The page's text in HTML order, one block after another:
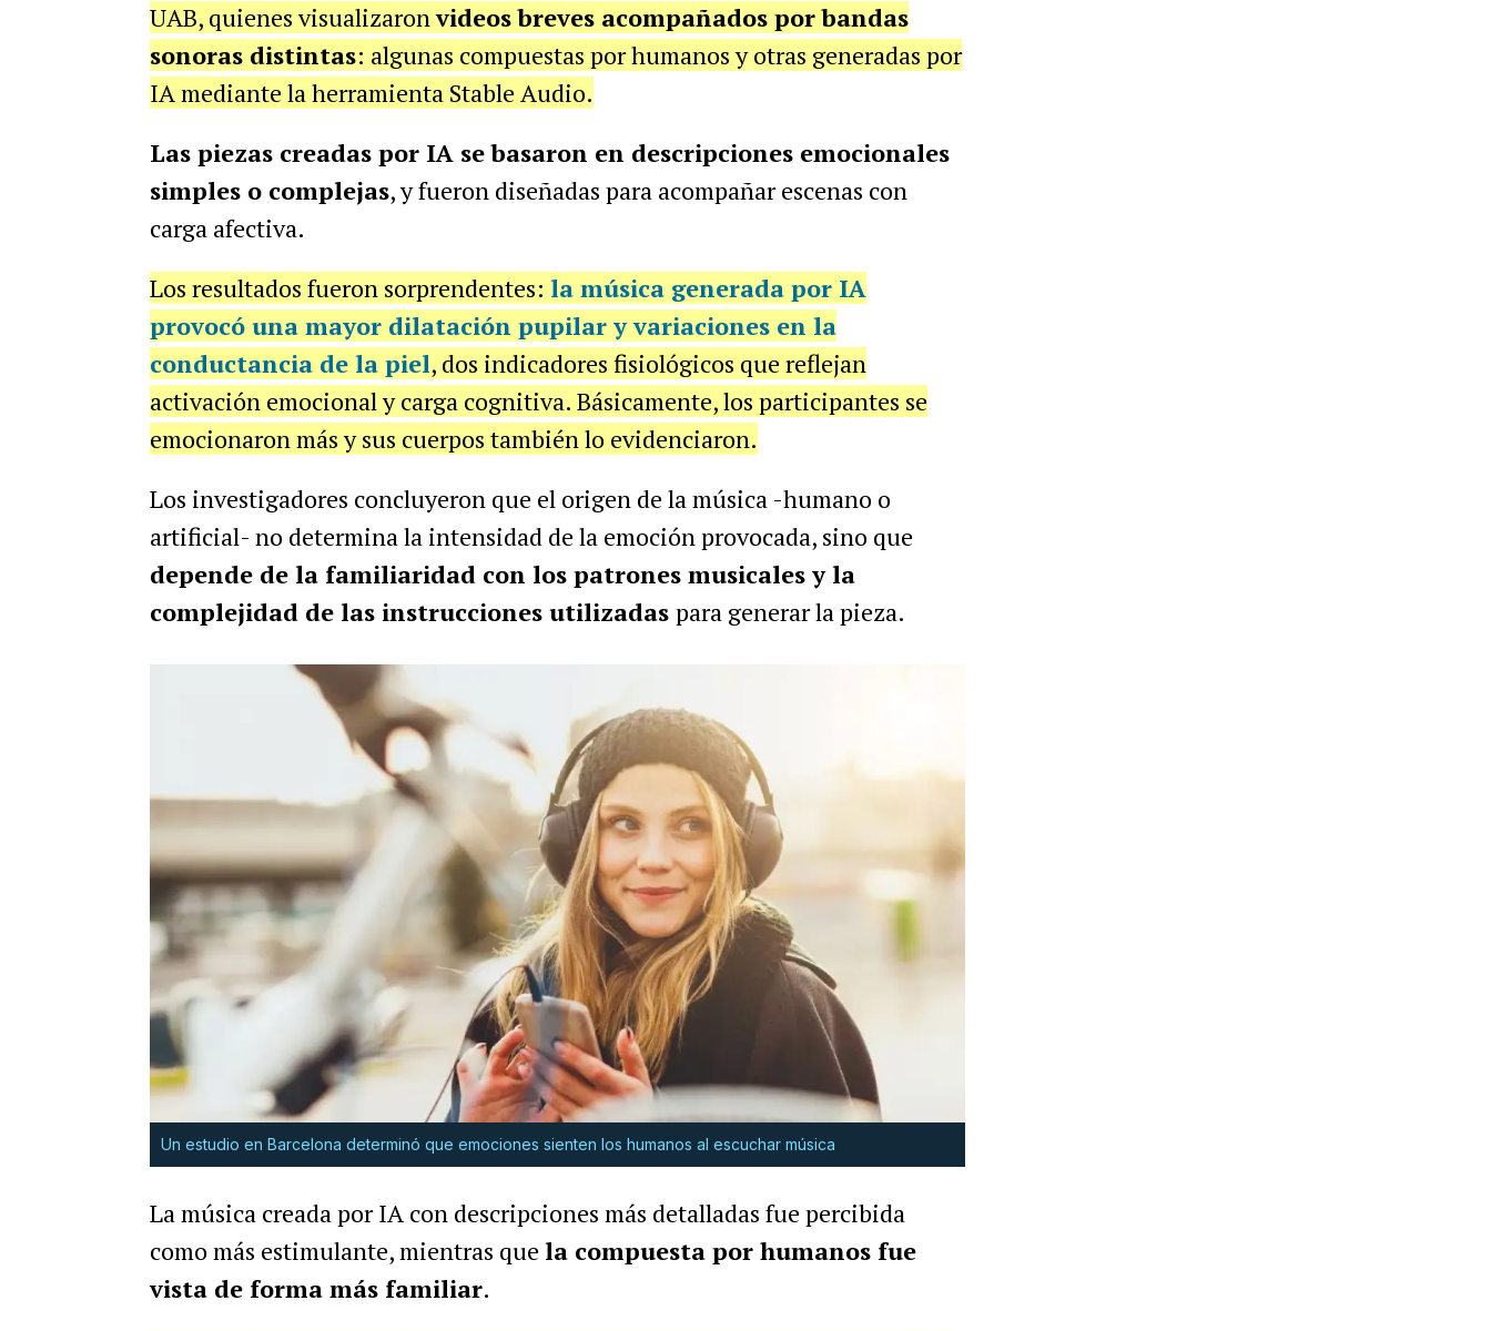
UAB, quienes visualizaronvideos breves acompañados por bandas
sonoras distintas: algunas compuestas por humanos y otras generadas por
IA mediante la herramienta Stable Audio.
Las piezas creadas por IA se basaron en descripciones emocionales
simples o complejas, y fueron diseñadas para acompañar escenas con
carga afectiva.
Los resultados fueron sorprendentes: la música generada por IA
provocó una mayor dilatación pupilar y variaciones en la
conductancia de la piel, dos indicadores fisiológicos que reflejan
activación emocional y carga cognitiva. Básicamente, los participantes se
emocionaron más y sus cuerpos también lo evidenciaron.
Los investigadores concluyeron que el origen de la música -humano o
artificial- no determina la intensidad de la emoción provocada, sino que
depende de la familiaridad con los patrones musicales y la
complejidad de las instrucciones utilizadas para generar la pieza.
Un estudio en Barcelona determinó que emociones sienten los humanos al escuchar música
La música creada por IA con descripciones más detalladas fue percibida
como más estimulante, mientras que la compuesta por humanos fue
vista de forma más familiar.